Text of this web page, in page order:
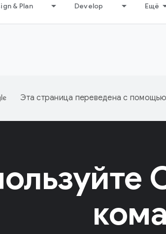
& Plan Develop Ещё
Эта страница переведена с помощью